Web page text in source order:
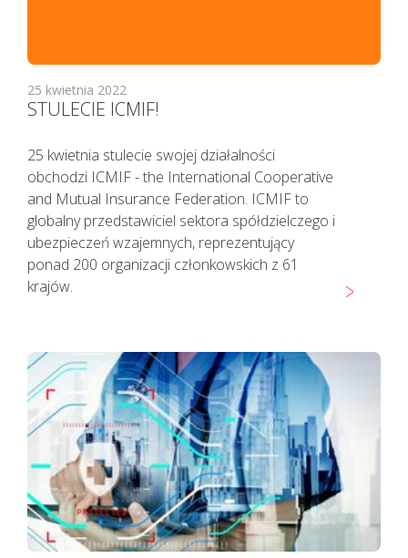
koronawirusem SARS CoV-2
TELEFONICZNIE przełożyli poradę
specjalistyczną na inny termin.
KAŻDEMU pacjentowi, również bez
cech infekcji, zgłaszającemu chęć
wizyty u lekarza należy najpierw
udzielić TELEPORADY. Tylko w
sytuacjach kiedy jest to niezbędne,
pacjent powinien zostać umówiony
na konkretną godzinę do lekarza.
25 kwietnia 2022
STULECIE ICMIF!
25 kwietnia stulecie swojej działalności
obchodzi ICMIF - the International Cooperative
and Mutual Insurance Federation. ICMIF to
globalny przedstawiciel sektora spółdzielczego i
ubezpieczeń wzajemnych, reprezentujący
ponad 200 organizacji członkowskich z 61
krajów.